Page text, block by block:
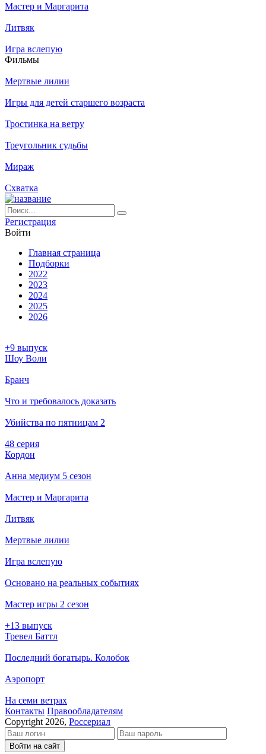
Мастер и Маргарита
Литвяк
Игра вслепую
Филь­мы
Мертвые лилии
Игры для детей старшего возраста
Тростинка на ветру
Треугольник судьбы
Мираж
Схватка
Ре­ги­ст­ра­ция
Вой­ти
Глав­ная стра­ни­ца
Подборки
2022
2023
2024
2025
2026
+9 выпуск
Шоу Воли
Бранч
Что и требовалось доказать
Убийства по пятницам 2
48 серия
Кордон
Анна медиум 5 сезон
Мастер и Маргарита
Литвяк
Мертвые лилии
Игра вслепую
Основано на реальных событиях
Мастер игры 2 сезон
+13 выпуск
Тревел Баттл
Последний богатырь. Колобок
Аэропорт
На семи ветрах
Кон­так­ты Пра­во­об­ла­да­те­лям
Copyright 2026, Россериал
Войти на сайт